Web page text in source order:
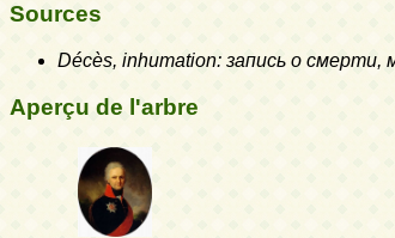
Sources
Décès, inhumation: запись о
Aperçu de l'arbre